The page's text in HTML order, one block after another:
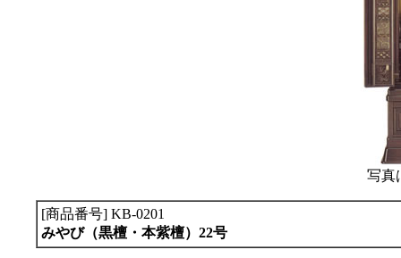
写真
[商品番号] KB-0201
みやび（黒檀・本紫檀）22号